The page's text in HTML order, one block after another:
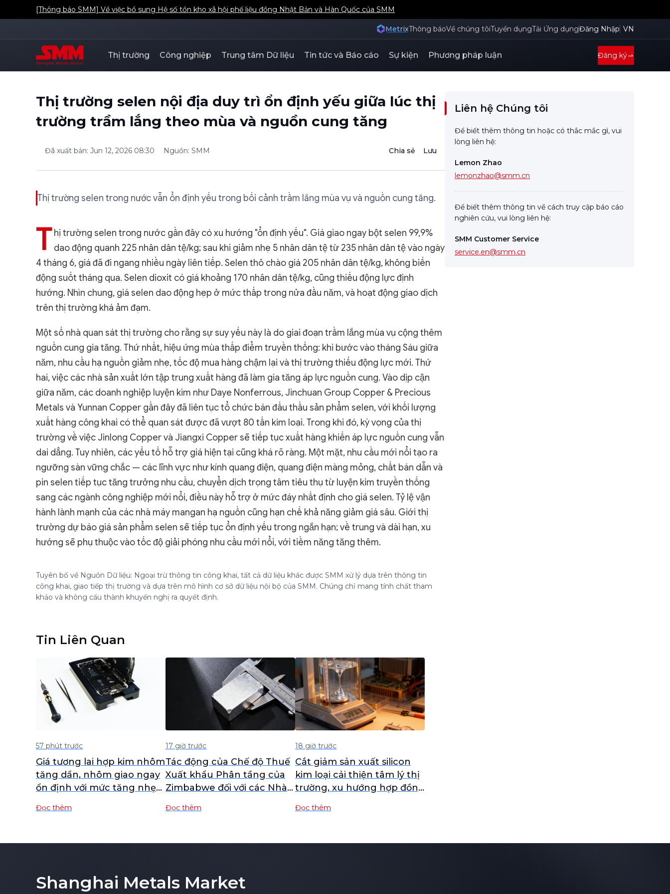
[Thông báo SMM] Về việc bổ sung Hệ số tồn kho xã hội phế liệu đồng Nhật Bản và Hàn Quốc của SMM
MetrixThông báoVề chúng tôiTuyển dụngTải Ứng dụngĐăng Nhập VN
Thị trường Công nghiệp Trung tâm Dữ liệu Tin tức và Báo cáo Sự kiện Phương pháp luận Đăng ký
Thị trường selen nội địa duy trì ổn định yếu giữa lúc thị
trường trầm lắng theo mùa và nguồn cung tăng
Đã xuất bản: Jun 12, 2026 08:30 Nguồn: SMM Chia sẻ Lưu
Thị trường selen trong nước vẫn ổn định yếu trong bối cảnh trầm lắng mùa vụ và nguồn cung tăng.
T hị trường selen trong nước gần đây có xu hướng "ổn định yếu". Giá giao ngay bột selen 99,9%
dao động quanh 225 nhân dân tệ/kg; sau khi giảm nhẹ 5 nhân dân tệ từ 235 nhân dân tệ vào ngày
4 tháng 6, giá đã đi ngang nhiều ngày liên tiếp. Selen thô chào giá 205 nhân dân tệ/kg, không biến
động suốt tháng qua. Selen dioxit có giá khoảng 170 nhân dân tệ/kg, cũng thiếu động lực định
hướng. Nhìn chung, giá selen dao động hẹp ở mức thấp trong nửa đầu năm, và hoạt động giao dịch
trên thị trường khá ảm đạm.
Một số nhà quan sát thị trường cho rằng sự suy yếu này là do giai đoạn trầm lắng mùa vụ cộng thêm
nguồn cung gia tăng. Thứ nhất, hiệu ứng mùa thấp điểm truyền thống: khi bước vào tháng Sáu giữa
năm, nhu cầu hạ nguồn giảm nhẹ, tốc độ mua hàng chậm lại và thị trường thiếu động lực mới. Thứ
hai, việc các nhà sản xuất lớn tập trung xuất hàng đã làm gia tăng áp lực nguồn cung. Vào dịp cận
giữa năm, các doanh nghiệp luyện kim như Daye Nonferrous, Jinchuan Group Copper & Precious
Metals và Yunnan Copper gần đây đã liên tục tổ chức bán đấu thầu sản phẩm selen, với khối lượng
xuất hàng công khai có thể quan sát được đã vượt 80 tấn kim loại. Trong khi đó, kỳ vọng của thị
trường về việc Jinlong Copper và Jiangxi Copper sẽ tiếp tục xuất hàng khiến áp lực nguồn cung vẫn
dai dẳng. Tuy nhiên, các yếu tố hỗ trợ giá hiện tại cũng khá rõ ràng. Một mặt, nhu cầu mới nổi tạo ra
ngưỡng sàn vững chắc — các lĩnh vực như kính quang điện, quang điện màng mỏng, chất bán dẫn và
pin selen tiếp tục tăng trưởng nhu cầu, chuyển dịch trọng tâm tiêu thụ từ luyện kim truyền thống
sang các ngành công nghiệp mới nổi, điều này hỗ trợ ở mức đáy nhất định cho giá selen. Tỷ lệ vận
hành lành mạnh của các nhà máy mangan hạ nguồn cũng hạn chế khả năng giảm giá sâu. Giới thị
trường dự báo giá sản phẩm selen sẽ tiếp tục ổn định yếu trong ngắn hạn; về trung và dài hạn, xu
hướng sẽ phụ thuộc vào tốc độ giải phóng nhu cầu mới nổi, với tiềm năng tăng thêm.
Tuyên bố về Nguồn Dữ liệu: Ngoại trừ thông tin công khai, tất cả dữ liệu khác được SMM xử lý dựa trên thông tin
công khai, giao tiếp thị trường và dựa trên mô hình cơ sở dữ liệu nội bộ của SMM. Chúng chỉ mang tính chất tham
khảo và không cấu thành khuyến nghị ra quyết định.
Tin Liên Quan
57 phút trước
Giá tương lai hợp kim nhôm
tăng dần, nhôm giao ngay
ổn định với mức tăng nhẹ
ngày]
Đọc thêm
17 giờ trước
Tác động của Chế độ Thuế
Xuất khẩu Phân tầng của
Zimbabwe đối với các Nhà
và Ferrochrome
Đọc thêm
18 giờ trước
Cắt giảm sản xuất silicon
kim loại cải thiện tâm lý thị
trường, xu hướng hợp đồng
biên độ hẹp [Đánh giá
Đọc thêm
Liên hệ Chúng tôi
Để biết thêm thông tin hoặc có thắc mắc gì, vui
lòng liên hệ:
Lemon Zhao
lemonzhao@smm.cn
Để biết thêm thông tin về cách truy cập báo cáo
nghiên cứu, vui lòng liên hệ:
SMM Customer Service
service.en@smm.cn
Shanghai Metals Market